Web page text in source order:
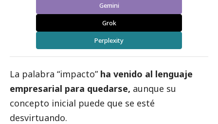
Gemini
Grok
Perplexity
La palabra “impacto”ha venido al lenguaje
empresarial para quedarse, aunque su
concepto inicial puede que se esté
desvirtuando.